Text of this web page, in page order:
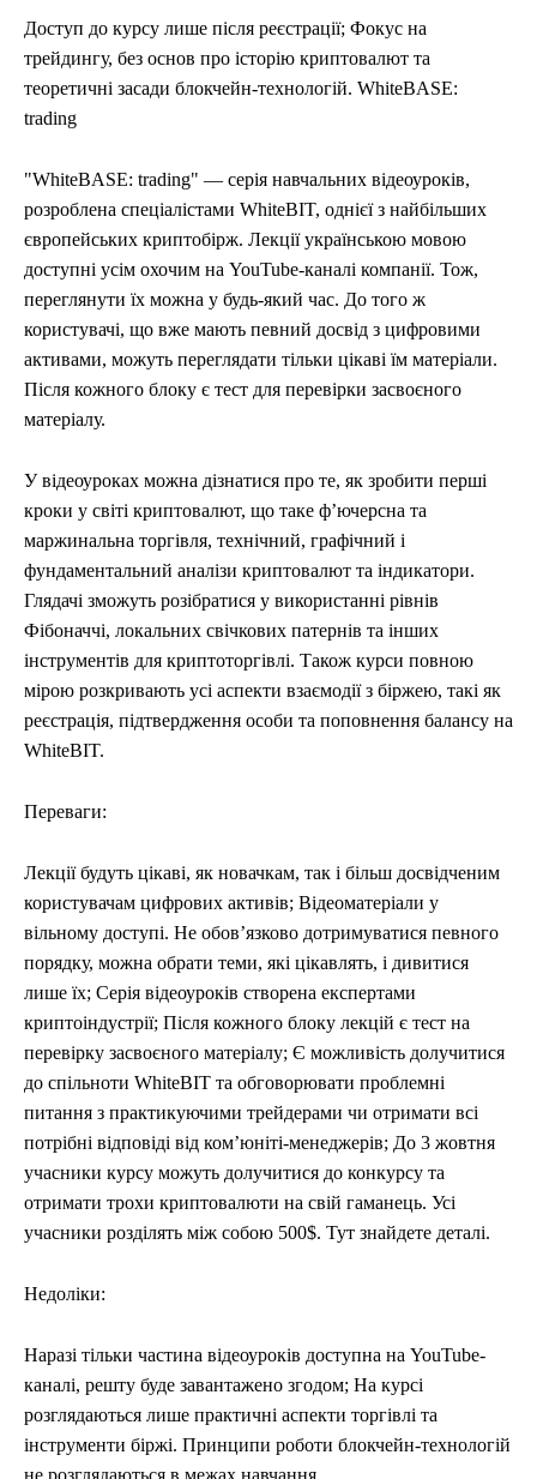
Доступ до курсу лише після реєстрації; Фокус на
трейдингу, без основ про історію криптовалют та
теоретичні засади блокчейн-технологій. WhiteBASE:
trading
"WhiteBASE: trading" — серія навчальних відеоуроків,
розроблена спеціалістами WhiteBIT, однієї з найбільших
європейських криптобірж. Лекції українською мовою
доступні усім охочим на YouTube-каналі компанії. Тож,
переглянути їх можна у будь-який час. До того ж
користувачі, що вже мають певний досвід з цифровими
активами, можуть переглядати тільки цікаві їм матеріали.
Після кожного блоку є тест для перевірки засвоєного
матеріалу.
У відеоуроках можна дізнатися про те, як зробити перші
кроки у світі криптовалют, що таке фʼючерсна та
маржинальна торгівля, технічний, графічний і
фундаментальний аналізи криптовалют та індикатори.
Глядачі зможуть розібратися у використанні рівнів
Фібоначчі, локальних свічкових патернів та інших
інструментів для криптоторгівлі. Також курси повною
мірою розкривають усі аспекти взаємодії з біржею, такі як
реєстрація, підтвердження особи та поповнення балансу на
WhiteBIT.
Переваги:
Лекції будуть цікаві, як новачкам, так і більш досвідченим
користувачам цифрових активів; Відеоматеріали у
вільному доступі. Не обовʼязково дотримуватися певного
порядку, можна обрати теми, які цікавлять, і дивитися
лише їх; Серія відеоуроків створена експертами
криптоіндустрії; Після кожного блоку лекцій є тест на
перевірку засвоєного матеріалу; Є можливість долучитися
до спільноти WhiteBIT та обговорювати проблемні
питання з практикуючими трейдерами чи отримати всі
потрібні відповіді від комʼюніті-менеджерів; До 3 жовтня
учасники курсу можуть долучитися до конкурсу та
отримати трохи криптовалюти на свій гаманець. Усі
учасники розділять між собою 500$. Тут знайдете деталі.
Недоліки:
Наразі тільки частина відеоуроків доступна на YouTube-
каналі, решту буде завантажено згодом; На курсі
розглядаються лише практичні аспекти торгівлі та
інструменти біржі. Принципи роботи блокчейн-технологій